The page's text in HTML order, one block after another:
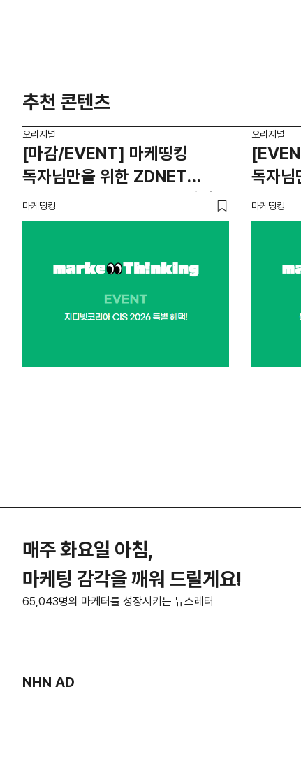
추천 콘텐츠
오리지널
[마감/EVENT] 마케띵킹
독자님만을 위한 ZDNET
Korea CIS 2026 특별 혜택
🎁
마케띵킹
오리지널
독자님
마케띵킹
매주 화요일 아침,
마케팅 감각을 깨워 드릴게요!
65,043명의 마케터를 성장시키는 뉴스레터
NHN AD